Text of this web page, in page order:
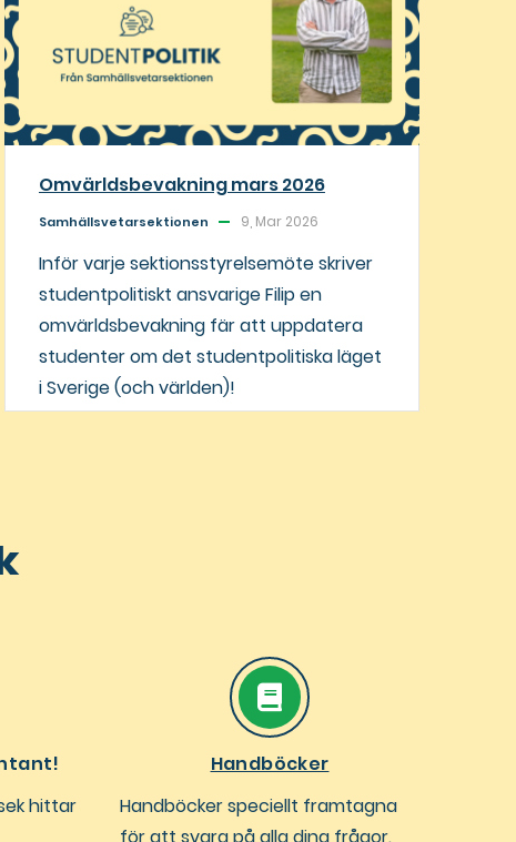
Omvärldsbevakning mars 2026
Samhällsvetarsektionen 9, Mar 2026
Inför varje sektionsstyrelsemöte skriver
studentpolitiskt ansvarige Filip en
omvärldsbevakning fär att uppdatera
studenter om det studentpolitiska läget
i Sverige (och världen)!
hittar
Handböcker
Handböcker speciellt framtagna
för att svara på alla dina frågor.